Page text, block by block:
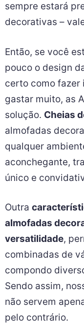
sempre estará
decorativas –
Então, se você
pouco o design
certo como fazer
gastar muito, as
solução. Cheias
almofadas
qualquer
aconchegante,
único e
Outra
almofadas
versatilidade,
combinadas de
compondo
Sendo assim,
não servem
pelo contrário.